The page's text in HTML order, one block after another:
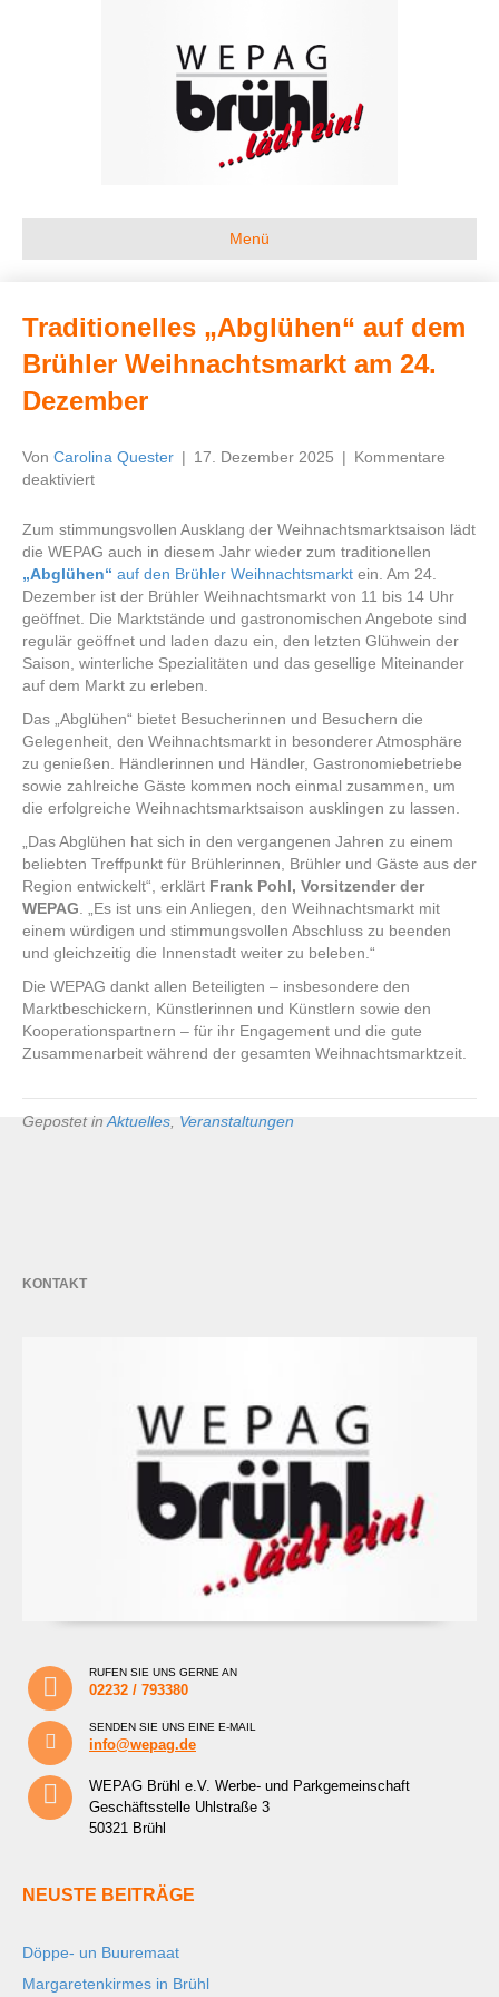
Menü
Traditionelles „Abglühen“ auf dem
Brühler Weihnachtsmarkt am 24.
Dezember
Von Carolina Quester | 17. Dezember 2025 | Kommentare
deaktiviertfür
„Abglühen“
auf
dem
Brühler
Weihnachtsmarkt
am
24.
Dezember
Zum stimmungsvollen Ausklang der Weihnachtsmarktsaison lädt
die WEPAG auch in diesem Jahr wieder zum traditionellen
„Abglühen“ auf den Brühler Weihnachtsmarkt ein. Am 24.
Dezember ist der Brühler Weihnachtsmarkt von 11 bis 14 Uhr
geöffnet. Die Marktstände und gastronomischen Angebote sind
regulär geöffnet und laden dazu ein, den letzten Glühwein der
Saison, winterliche Spezialitäten und das gesellige Miteinander
auf dem Markt zu erleben.
Das „Abglühen“ bietet Besucherinnen und Besuchern die
Gelegenheit, den Weihnachtsmarkt in besonderer Atmosphäre
zu genießen. Händlerinnen und Händler, Gastronomiebetriebe
sowie zahlreiche Gäste kommen noch einmal zusammen, um
die erfolgreiche Weihnachtsmarktsaison ausklingen zu lassen.
„Das Abglühen hat sich in den vergangenen Jahren zu einem
beliebten Treffpunkt für Brühlerinnen, Brühler und Gäste aus der
Region entwickelt“, erklärt Frank Pohl, Vorsitzender der
WEPAG . „Es ist uns ein Anliegen, den Weihnachtsmarkt mit
einem würdigen und stimmungsvollen Abschluss zu beenden
und gleichzeitig die Innenstadt weiter zu beleben.“
Die WEPAG dankt allen Beteiligten – insbesondere den
Marktbeschickern, Künstlerinnen und Künstlern sowie den
Kooperationspartnern – für ihr Engagement und die gute
Zusammenarbeit während der gesamten Weihnachtsmarktzeit.
Gepostet inAktuelles Veranstaltungen
KONTAKT
RUFEN SIE UNS GERNE AN
02232 / 793380
SENDEN SIE UNS EINE E-MAIL
info@wepag.de
WEPAG Brühl e.V. Werbe- und Parkgemeinschaft
Geschäftsstelle Uhlstraße 3
50321 Brühl
NEUSTE BEITRÄGE
Döppe- un Buuremaat
Margaretenkirmes in Brühl